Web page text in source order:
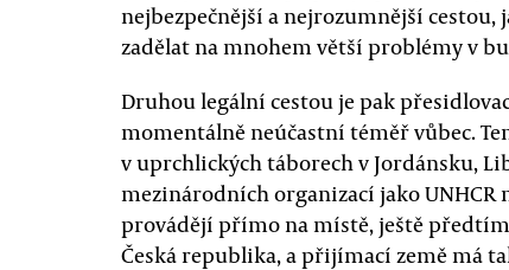
nejbezpečnější a nejrozumnější
zadělat na mnohem větší problémy v
Druhou legální cestou je pak
momentálně neúčastní téměř vůbec.
v uprchlických táborech v Jordánsku,
mezinárodních organizací jako UNHCR
provádějí přímo na místě, ještě
Česká republika, a přijímací země má